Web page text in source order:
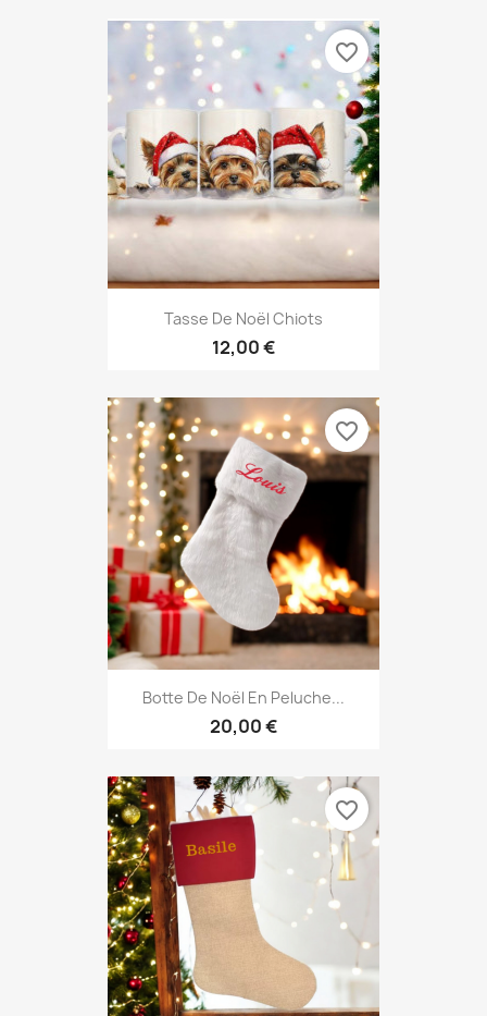
Tasse De Noël Chiots
12,00 €
favorite_border
Botte De Noël En Peluche...
20,00 €
favorite_border
favorite_border